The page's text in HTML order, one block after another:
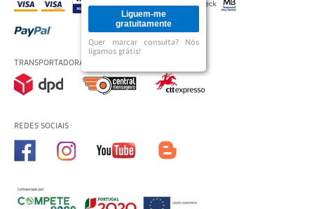
TRANSPORTADORAS USADAS
REDES SOCIAIS
Liguem-me
gratuitamente
Quer marcar consulta? Nós
ligamos grátis!